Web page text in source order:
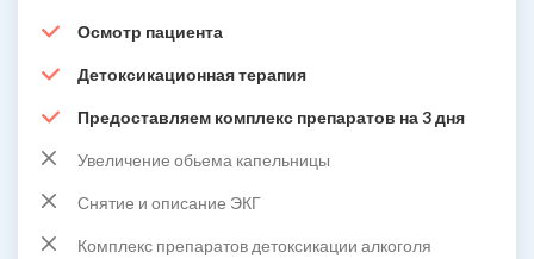
Осмотр пациента
Детоксикационная терапия
Предоставляем комплекс препаратов на 3 дня
Увеличение обьема капельницы
Снятие и описание ЭКГ
Комплекс препаратов детоксикации алкоголя